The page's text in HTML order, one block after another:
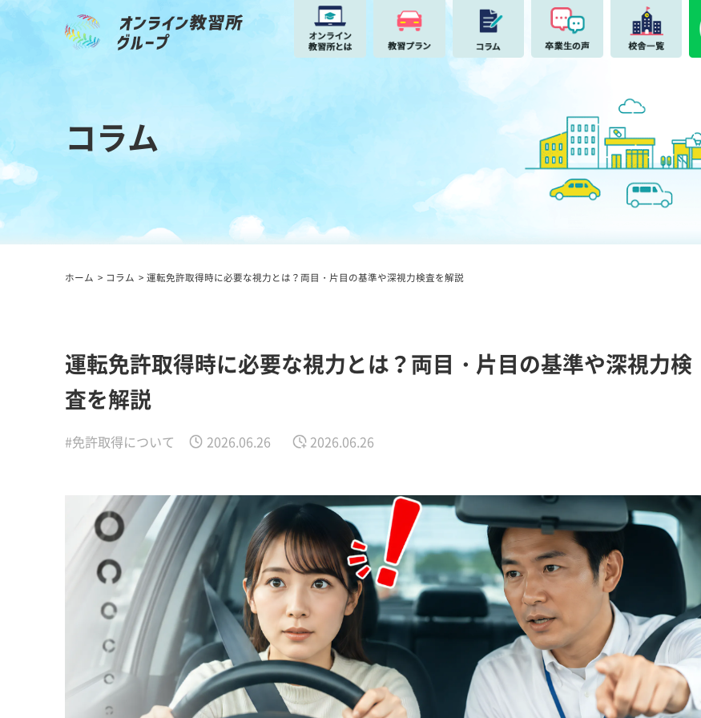
コラム
ホーム コラム 運転免許取得時に必要な視力とは？両目・片目の基準や深視力検査を解説
運転免許取得時に必要な視力とは？両目・片目の基準や深視力検
査を解説
#免許取得について 2026.06.26 2026.06.26